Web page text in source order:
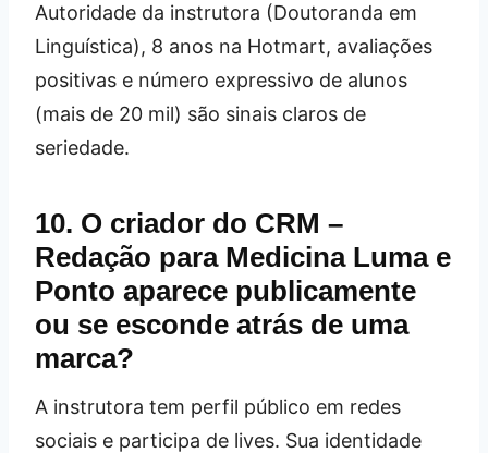
Autoridade da instrutora (Doutoranda em
Linguística), 8 anos na Hotmart, avaliações
positivas e número expressivo de alunos
(mais de 20 mil) são sinais claros de
seriedade.
10. O criador do CRM –
Redação para Medicina Luma e
Ponto aparece publicamente
ou se esconde atrás de uma
marca?
A instrutora tem perfil público em redes
sociais e participa de lives. Sua identidade